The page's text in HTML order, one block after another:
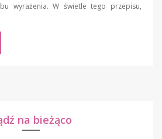
wyrażenia. W świetle tego przepisu,
na bieżąco